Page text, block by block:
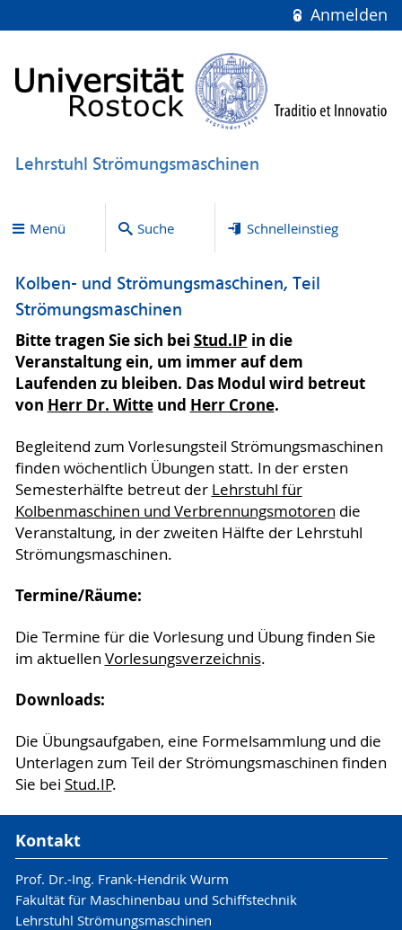
Anmelden
Lehrstuhl Strömungsmaschinen
Menü Suche Schnelleinstieg
Kolben- und Strömungsmaschinen, Teil
Strömungsmaschinen
Bitte tragen Sie sich bei Stud.IP in die
Veranstaltung ein, um immer auf dem
Laufenden zu bleiben. Das Modul wird betreut
von Herr Dr. Witteund Herr Crone.
Begleitend zum Vorlesungsteil Strömungsmaschinen
finden wöchentlich Übungen statt. In der ersten
Semesterhälfte betreut der Lehrstuhl für
Kolbenmaschinen und Verbrennungsmotoren die
Veranstaltung, in der zweiten Hälfte der Lehrstuhl
Strömungsmaschinen.
Termine/Räume:
Die Termine für die Vorlesung und Übung finden Sie
im aktuellen Vorlesungsverzeichnis.
Downloads:
Die Übungsaufgaben, eine Formelsammlung und die
Unterlagen zum Teil der Strömungsmaschinen finden
Sie bei Stud.IP.
Kontakt
Prof. Dr.-Ing. Frank-Hendrik Wurm
Fakultät für Maschinenbau und Schiffstechnik
Lehrstuhl Strömungsmaschinen